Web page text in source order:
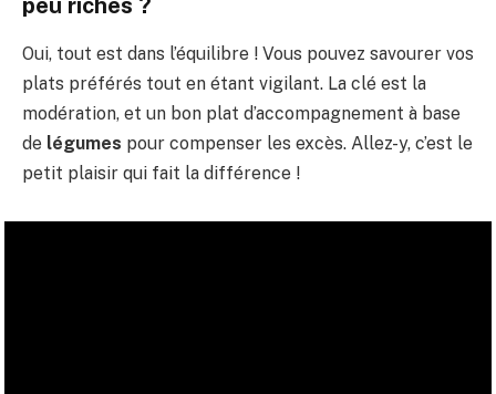
peu riches ?
Oui, tout est dans l’équilibre ! Vous pouvez savourer vos
plats préférés tout en étant vigilant. La clé est la
modération, et un bon plat d’accompagnement à base
de légumes pour compenser les excès. Allez-y, c’est le
petit plaisir qui fait la différence !